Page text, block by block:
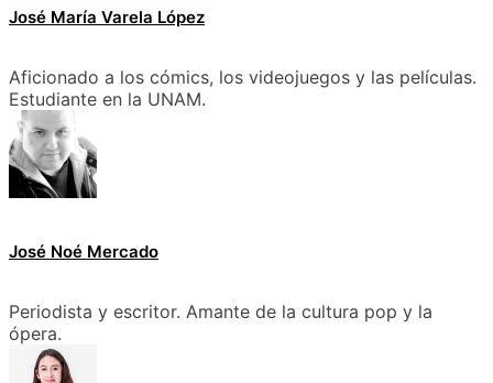
José María Varela López
Aficionado a los cómics, los videojuegos y las películas.
Estudiante en la UNAM.
José Noé Mercado
Periodista y escritor. Amante de la cultura pop y la
ópera.